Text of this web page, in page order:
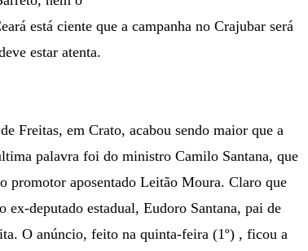
está ciente que a campanha no Crajubar será
estar atenta.
Freitas, em Crato, acabou sendo maior que a
palavra foi do ministro Camilo Santana, que
promotor aposentado Leitão Moura. Claro que
deputado estadual, Eudoro Santana, pai de
O anúncio, feito na quinta-feira (1º) , ficou a